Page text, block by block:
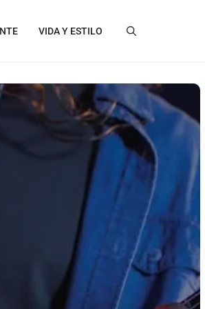
VIDA Y ESTILO